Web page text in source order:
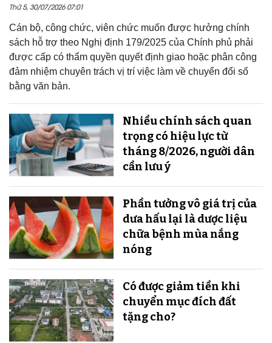
Thứ 5, 30/07/2026 07:01
Cán bộ, công chức, viên chức muốn được hưởng chính
sách hỗ trợ theo Nghị định 179/2025 của Chính phủ phải
được cấp có thẩm quyền quyết định giao hoặc phân công
đảm nhiệm chuyên trách vị trí việc làm về chuyển đổi số
bằng văn bản.
Nhiều chính sách quan
trọng có hiệu lực từ
tháng 8/2026, người dân
cần lưu ý
Phần tưởng vô giá trị của
dưa hấu lại là dược liệu
chữa bệnh mùa nắng
nóng
Có được giảm tiền khi
chuyển mục đích đất
tặng cho?